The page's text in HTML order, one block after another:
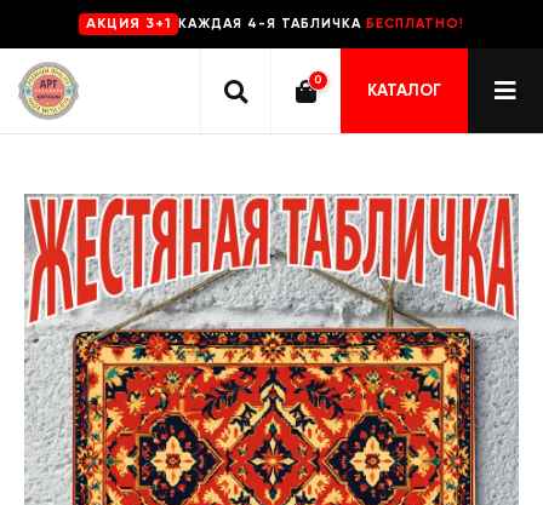
AKЦИЯ 3+1 КАЖДАЯ 4-Я ТАБЛИЧКА БЕСПЛАТНО!
0
КАТАЛОГ